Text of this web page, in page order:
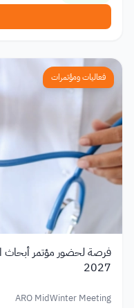
فعاليات ومؤتمرات
فرصة لحضور مؤتمر أبحاث
2027
ARO MidWinter Meeting